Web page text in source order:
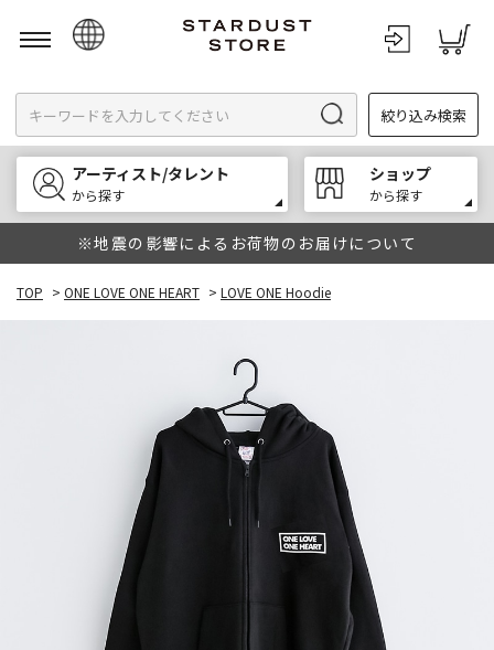
English
한국어
中文
絞り込み検索
アーティスト/タレント
から探す
ショップ
から探す
※地震の影響によるお荷物のお届けについて
TOP > ONE LOVE ONE HEART > LOVE ONE Hoodie